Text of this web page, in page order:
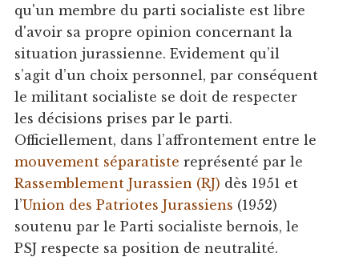
qu'un membre du parti socialiste est libre
d'avoir sa propre opinion concernant la
situation jurassienne. Evidement qu’il
s’agit d’un choix personnel, par conséquent
le militant socialiste se doit de respecter
les décisions prises par le parti.
Officiellement, dans l’affrontement entre le
mouvement séparatiste représenté par le
Rassemblement Jurassien (RJ) dès 1951 et
l’Union des Patriotes Jurassiens (1952)
soutenu par le Parti socialiste bernois, le
PSJ respecte sa position de neutralité.